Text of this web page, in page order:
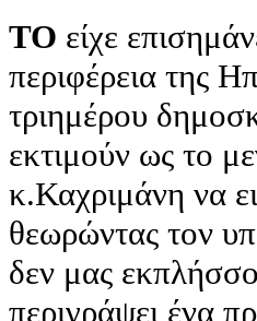
ΤΟ είχε
περιφέρεια της
τριημέρου
εκτιμούν ως το
κ.Καχριμάνη να
θεωρώντας τον
δεν μας
περιγράψει ένα